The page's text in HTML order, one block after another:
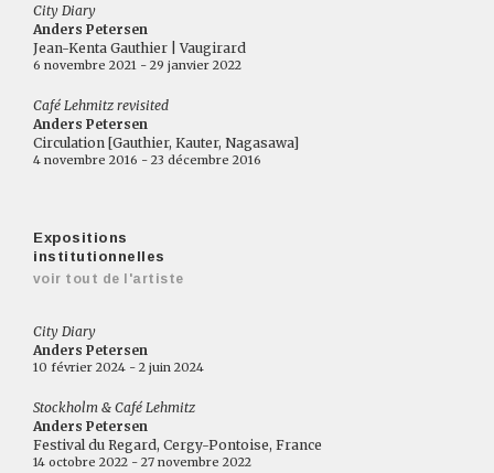
City Diary
Anders Petersen
Jean-Kenta Gauthier | Vaugirard
6 novembre 2021 - 29 janvier 2022
Café Lehmitz revisited
Anders Petersen
Circulation [Gauthier, Kauter, Nagasawa]
4 novembre 2016 - 23 décembre 2016
Expositions
institutionnelles
voir tout de l'artiste
City Diary
Anders Petersen
10 février 2024 - 2 juin 2024
Stockholm & Café Lehmitz
Anders Petersen
Festival du Regard, Cergy-Pontoise, France
14 octobre 2022 - 27 novembre 2022